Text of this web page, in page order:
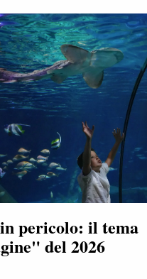
pericolo: il tema
del 2026